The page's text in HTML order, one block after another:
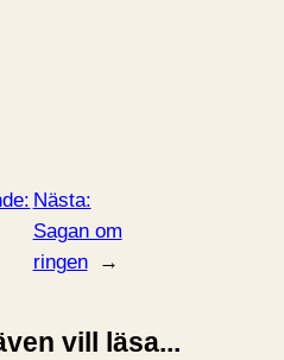
Nästa:
Sagan om
ringen
→
vill läsa...